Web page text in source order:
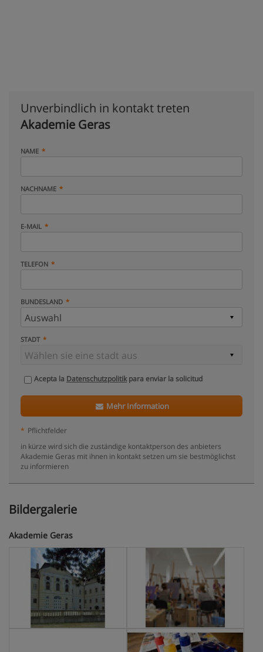
Unverbindlich in kontakt treten
Akademie Geras
NAME
NACHNAME
E-MAIL
TELEFON
BUNDESLAND
STADT
Acepta la Datenschutzpolitikpara enviar la solicitud
Mehr Information
* Pflichtfelder
in kürze wird sich die zuständige kontaktperson des anbieters
Akademie Geras mit ihnen in kontakt setzen um sie bestmöglichst
zu informieren
Bildergalerie
Akademie Geras